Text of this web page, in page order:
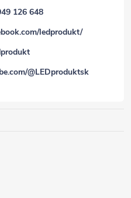
126 648
ledprodukt/
@LEDproduktsk